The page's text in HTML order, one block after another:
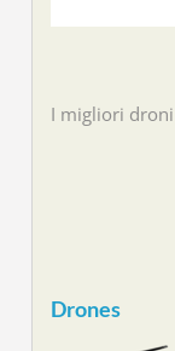
I migliori
Drones